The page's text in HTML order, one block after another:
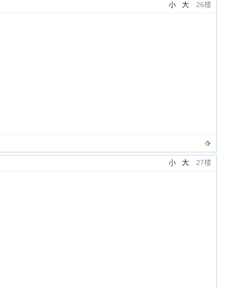
小 大 26楼
小 大 27楼